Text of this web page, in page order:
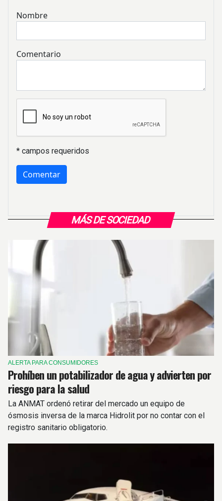
MÁS DE SOCIEDAD
ALERTA PARA CONSUMIDORES
Prohíben un potabilizador de agua y advierten por
riesgo para la salud
La ANMAT ordenó retirar del mercado un equipo de
ósmosis inversa de la marca Hidrolit por no contar con el
registro sanitario obligatorio.
Nombre
Comentario
* campos requeridos